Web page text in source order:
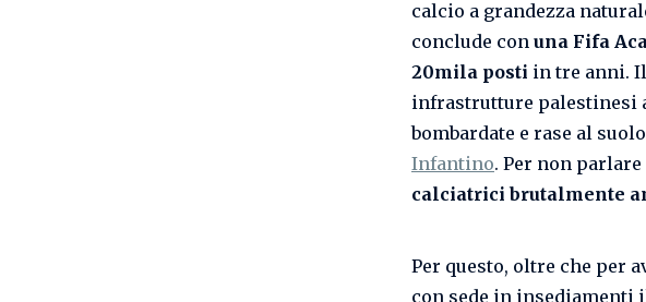
calcio a grandezza
conclude con una Fifa
20mila posti in tre anni.
infrastrutture palestinesi
bombardate e rase al
Infantino. Per non
calciatrici brutalmente
Per questo, oltre che per
con sede in